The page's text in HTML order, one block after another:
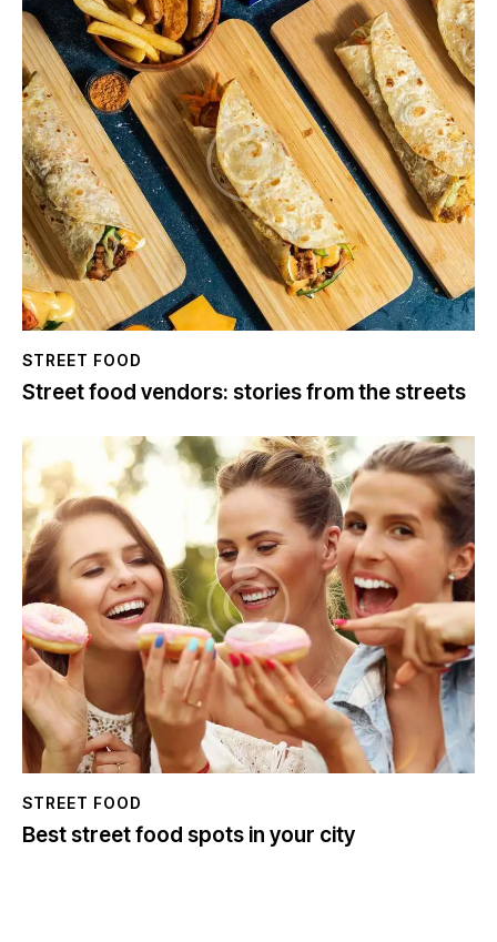
STREET FOOD
Street food vendors: stories from the streets
STREET FOOD
Best street food spots in your city